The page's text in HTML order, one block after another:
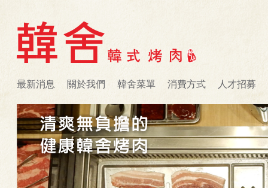
最新消息 關於我們 韓舍菜單 消費方式 人才招募